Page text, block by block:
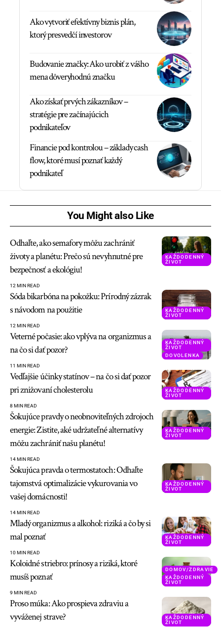
Ako vytvoriť efektívny biznis plán,
ktorý presvedčí investorov
Budovanie značky: Ako urobiť z vášho
mena dôveryhodnú značku
Ako získať prvých zákazníkov –
stratégie pre začínajúcich
podnikateľov
Financie pod kontrolou – základy cash
flow, ktoré musí poznať každý
podnikateľ
You Might also Like
KAŽDODENNÝ
ŽIVOT
Odhaľte, ako semafory môžu zachrániť
životy a planétu: Prečo sú nevyhnutné pre
bezpečnosť a ekológiu!
12 MIN READ
KAŽDODENNÝ
ŽIVOT
Sóda bikarbóna na pokožku: Prírodný zázrak
s návodom na použitie
12 MIN READ
KAŽDODENNÝ
ŽIVOT
DOVOLENKA
Veterné počasie: ako vplýva na organizmus a
na čo si dať pozor?
11 MIN READ
KAŽDODENNÝ
ŽIVOT
Vedľajšie účinky statínov – na čo si dať pozor
pri znižovaní cholesterolu
8 MIN READ
KAŽDODENNÝ
ŽIVOT
Šokujúce pravdy o neobnoviteľných zdrojoch
energie: Zistite, aké udržateľné alternatívy
môžu zachrániť našu planétu!
14 MIN READ
KAŽDODENNÝ
ŽIVOT
Šokujúca pravda o termostatoch: Odhaľte
tajomstvá optimalizácie vykurovania vo
vašej domácnosti!
14 MIN READ
KAŽDODENNÝ
ŽIVOT
Mladý organizmus a alkohol: riziká a čo by si
mal poznať
10 MIN READ
DOMOV/ZDRAVIE
KAŽDODENNÝ
ŽIVOT
Koloidné striebro: prínosy a riziká, ktoré
musíš poznať
9 MIN READ
KAŽDODENNÝ
ŽIVOT
Proso múka: Ako prospieva zdraviu a
vyváženej strave?